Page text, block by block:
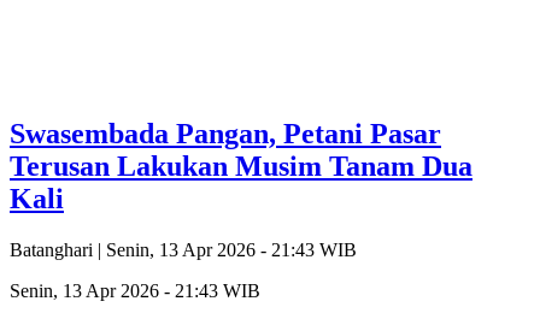
Swasembada Pangan, Petani Pasar
Terusan Lakukan Musim Tanam Dua
Kali
Batanghari | Senin, 13 Apr 2026 - 21:43 WIB
Senin, 13 Apr 2026 - 21:43 WIB